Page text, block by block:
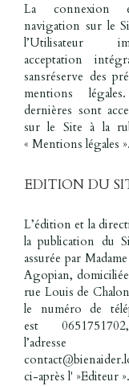
La connexion
navigation sur le
l’Utilisateur
acceptation
sansréserve des
mentions
dernières sont
sur le Site à la
« Mentions légales ».
EDITION DU
L’édition et la
la publication du
assurée par
Agopian,
rue Louis de
le numéro de
est
l’adresse
ci-après l' »Editeur ».